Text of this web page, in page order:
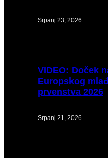
Srpanj 23, 2026
VIDEO: Doček
Europskog
prvenstva 2026
Srpanj 21, 2026